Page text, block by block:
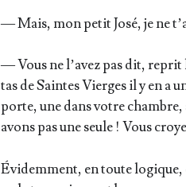
— Mais, mon petit José, je ne
— Vous ne l’a­vez pas dit, reprit
tas de Saintes Vierges il y en a
porte, une dans votre chambre,
avons pas une seule ! Vous
Évi­dem­ment, en toute logique,